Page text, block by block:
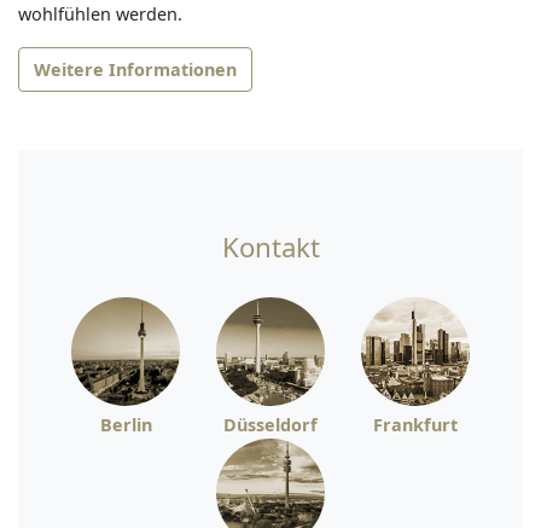
wohlfühlen werden.
Weitere Informationen
Kontakt
Berlin Düsseldorf Frankfurt